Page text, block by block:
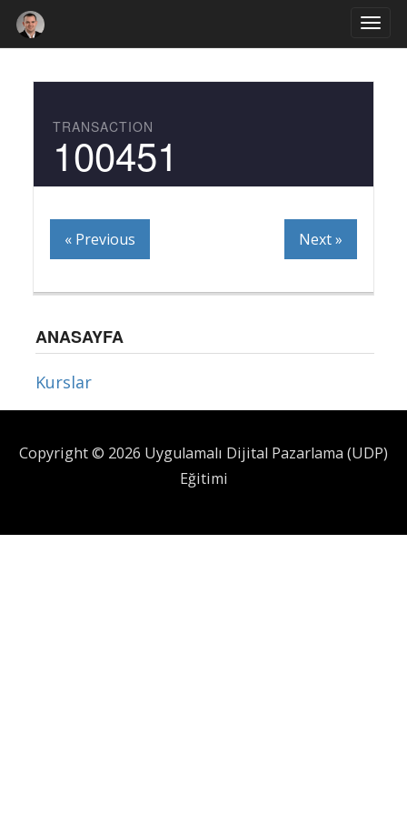
TRANSACTION
100451
« Previous Next »
ANASAYFA
Kurslar
Copyright © 2026 Uygulamalı Dijital Pazarlama (UDP)
Eğitimi